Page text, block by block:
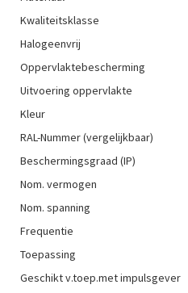
Kwaliteitsklasse
Halogeenvrij
Oppervlaktebescherming
Uitvoering oppervlakte
Kleur
RAL-Nummer (vergelijkbaar)
Beschermingsgraad (IP)
Nom. vermogen
Nom. spanning
Frequentie
Toepassing
Geschikt v.toep.met impulsgever